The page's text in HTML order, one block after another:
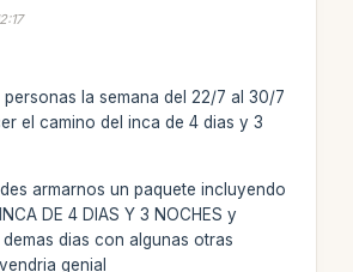
personas la semana del 22/7 al 30/7
el camino del inca de 4 dias y 3
armarnos un paquete incluyendo
DE 4 DIAS Y 3 NOCHES y
dias con algunas otras
genial